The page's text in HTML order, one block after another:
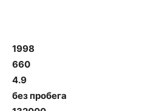
1998
660
4.9
без пробега